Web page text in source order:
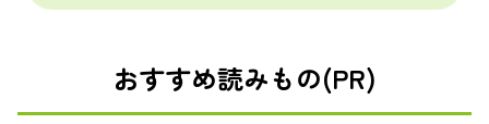
おすすめ読みもの(PR)